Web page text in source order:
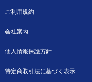
ご利用規約
会社案内
個人情報保護方針
特定商取引法に基づく表示